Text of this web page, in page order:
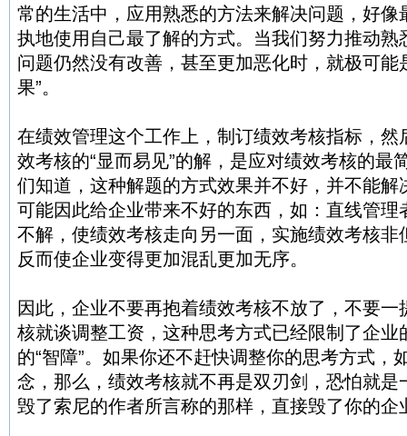
常的生活中，应用熟悉的方法来解决问题，好像
执地使用自己最了解的方式。当我们努力推动熟
问题仍然没有改善，甚至更加恶化时，就极可能
果”。
在绩效管理这个工作上，制订绩效考核指标，然
效考核的“显而易见”的解，是应对绩效考核的最
们知道，这种解题的方式效果并不好，并不能解
可能因此给企业带来不好的东西，如：直线管理
不解，使绩效考核走向另一面，实施绩效考核非
反而使企业变得更加混乱更加无序。
因此，企业不要再抱着绩效考核不放了，不要
核就谈调整工资，这种思考方式已经限制了企业
的“智障”。如果你还不赶快调整你的思考方式，
念，那么，绩效考核就不再是双刃剑，恐怕就是
毁了索尼的作者所言称的那样，直接毁了你的企